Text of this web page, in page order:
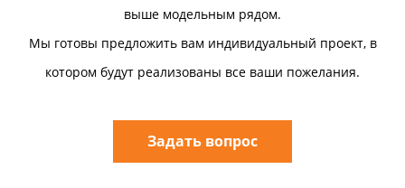
выше модельным рядом.
Мы готовы предложить вам индивидуальный проект, в
котором будут реализованы все ваши пожелания.
Задать вопрос